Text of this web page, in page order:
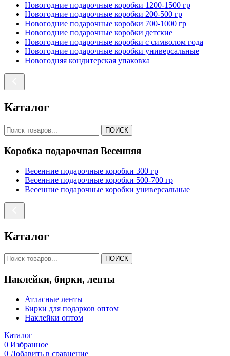
Новогодние подарочные коробки 1200-1500 гр
Новогодние подарочные коробки 200-500 гр
Новогодние подарочные коробки 700-1000 гр
Новогодние подарочные коробки детские
Новогодние подарочные коробки с символом года
Новогодние подарочные коробки универсальные
Новогодняя кондитерская упаковка
Каталог
ПОИСК
Коробка подарочная Весенняя
Весенние подарочные коробки 300 гр
Весенние подарочные коробки 500-700 гр
Весенние подарочные коробки универсальные
Каталог
ПОИСК
Наклейки, бирки, ленты
Атласные ленты
Бирки для подарков оптом
Наклейки оптом
Каталог
0 Избранное
0 Добавить в сравнение